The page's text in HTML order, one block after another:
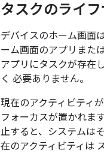
タスクのライ
デバイスのホーム画面
ーム画面のアプリまた
アプリにタスクが存在
く 必要ありません。
現在のアクティビティ
フォーカスが置かれま
止すると、システムは
在のアクティビティは